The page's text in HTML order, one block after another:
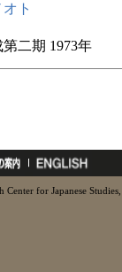
ト
二期 1973年
for Japanese